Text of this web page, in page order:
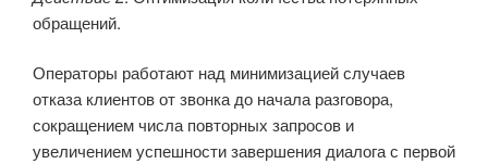
обращений.
Операторы работают над минимизацией случаев
отказа клиентов от звонка до начала разговора,
сокращением числа повторных запросов и
увеличением успешности завершения диалога с первой